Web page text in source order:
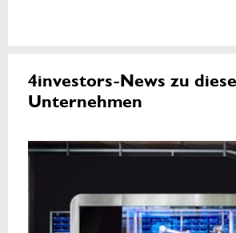
4investors-News zu
Unternehmen